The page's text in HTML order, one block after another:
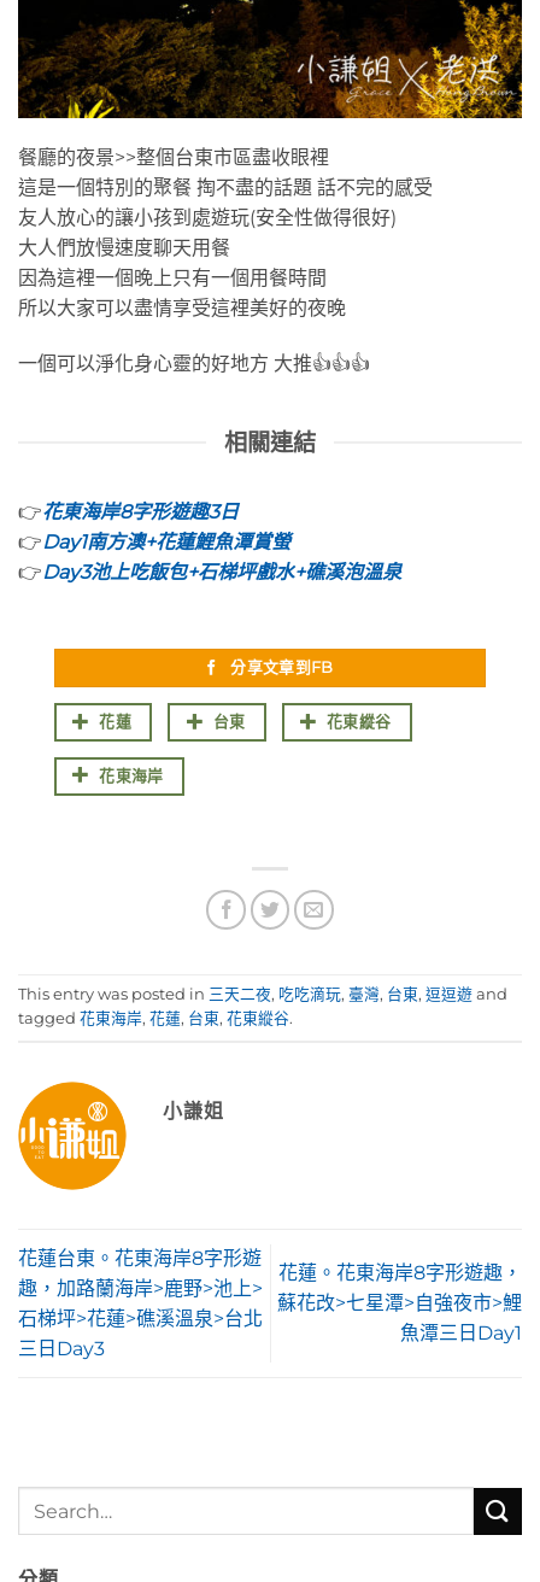
餐廳的夜景>>整個台東市區盡收眼裡
這是一個特別的聚餐 掏不盡的話題 話不完的感受
友人放心的讓小孩到處遊玩(安全性做得很好)
大人們放慢速度聊天用餐
因為這裡一個晚上只有一個用餐時間
所以大家可以盡情享受這裡美好的夜晚
一個可以淨化身心靈的好地方 大推👍👍👍
相關連結
👉花東海岸8字形遊趣3日
👉Day1南方澳+花蓮鯉魚潭賞螢
👉Day3池上吃飯包+石梯坪戲水+礁溪泡溫泉
分享文章到FB
花蓮 台東 花東縱谷
花東海岸
This entry was posted in 三天二夜, 吃吃滴玩, 臺灣, 台東, 逗逗遊 and
tagged 花東海岸, 花蓮, 台東, 花東縱谷.
小謙姐
花蓮台東。花東海岸8字形遊
趣，加路蘭海岸>鹿野>池上>
石梯坪>花蓮>礁溪溫泉>台北
三日Day3
花蓮。花東海岸8字形遊趣，
蘇花改>七星潭>自強夜市>鯉
魚潭三日Day1